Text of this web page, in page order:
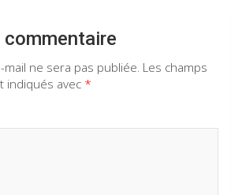
commentaire
ne sera pas publiée. Les champs
indiqués avec *